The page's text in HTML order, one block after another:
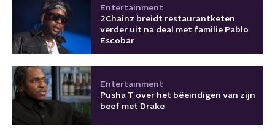
Entertainment
2Chainz breidt restaurantketen
verder uit na deal met familie Pablo
Escobar
Entertainment
Pusha T over het bëeindigen van zijn
beef met Drake